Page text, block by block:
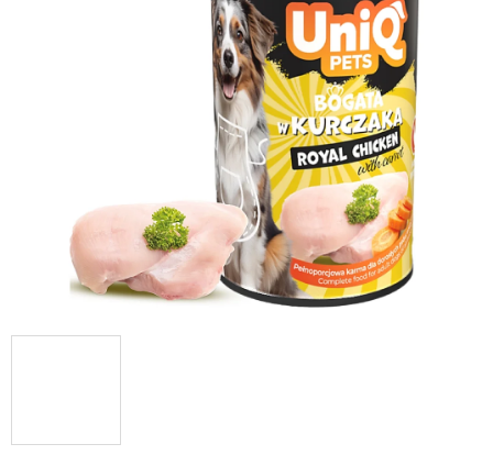
O
Š
Í